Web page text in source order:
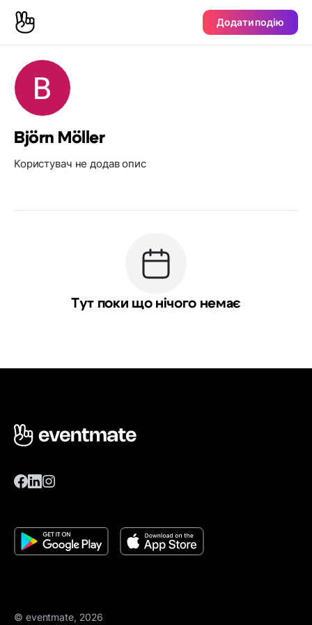
Додати подію
Björn Möller
Користувач не додав опис
Тут поки що нічого немає
© eventmate, 2026